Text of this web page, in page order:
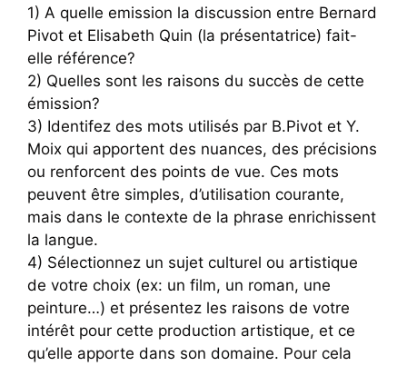
1) A quelle emission la discussion entre Bernard
Pivot et Elisabeth Quin (la présentatrice) fait-
elle référence?
2) Quelles sont les raisons du succès de cette
émission?
3) Identifez des mots utilisés par B.Pivot et Y.
Moix qui apportent des nuances, des précisions
ou renforcent des points de vue. Ces mots
peuvent être simples, d’utilisation courante,
mais dans le contexte de la phrase enrichissent
la langue.
4) Sélectionnez un sujet culturel ou artistique
de votre choix (ex: un film, un roman, une
peinture…) et présentez les raisons de votre
intérêt pour cette production artistique, et ce
qu’elle apporte dans son domaine. Pour cela